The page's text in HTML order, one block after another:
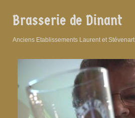
Brasserie de Dinant
Anciens Etablissements Laurent et Stévenart